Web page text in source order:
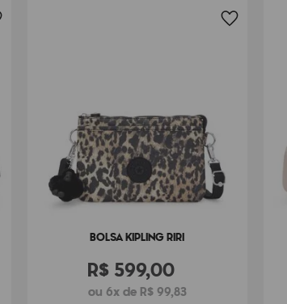
BOLSA KIPLING RIRI
R$ 599,00
ou 6x de R$ 99,83